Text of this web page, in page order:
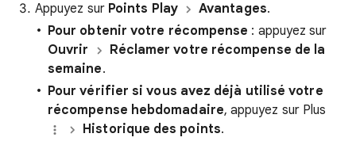
Appuyez sur Points Play Avantages.
Pour obtenir votre récompense : appuyez sur
Ouvrir
Réclamer votre récompense de la
semaine.
Pour vérifier si vous avez déjà utilisé votre
récompense hebdomadaire, appuyez sur Plus
Historique des points.